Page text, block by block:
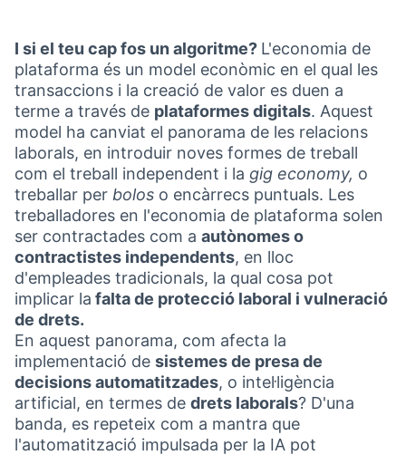
I si el teu cap fos un algoritme? L'economia de
plataforma és un model econòmic en el qual les
transaccions i la creació de valor es duen a
terme a través de plataformes digitals. Aquest
model ha canviat el panorama de les relacions
laborals, en introduir noves formes de treball
com el treball independent i la gig economy, o
treballar per bolos o encàrrecs puntuals. Les
treballadores en l'economia de plataforma solen
ser contractades com a autònomes o
contractistes independents, en lloc
d'empleades tradicionals, la qual cosa pot
implicar la falta de protecció laboral i vulneració
de drets.
En aquest panorama, com afecta la
implementació de sistemes de presa de
decisions automatitzades, o intel·ligència
artificial, en termes de drets laborals? D'una
banda, es repeteix com a mantra que
l'automatització impulsada per la IA pot